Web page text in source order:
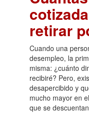
retirar
Cuando una
desempleo, la
misma: ¿cuánto
recibiré? Pero,
desapercibido y
mucho mayor en
que se